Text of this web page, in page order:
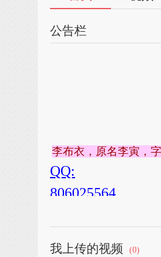
公告栏
李布衣，原名李寅，
QQ:
806025564
我上传的视频 (0)